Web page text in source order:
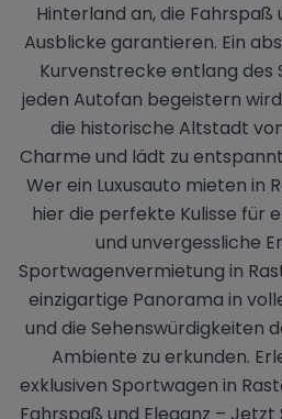
Hinterland an, die
Ausblicke garantieren. Ein
Kurvenstrecke entlang des
jeden Autofan begeistern
die historische Altstadt
Charme und lädt zu
Wer ein Luxusauto mieten in
hier die perfekte Kulisse für
und unvergessliche
Sportwagenvermietung in
einzigartige Panorama in
und die Sehenswürdigkeiten
Ambiente zu erkunden.
exklusiven Sportwagen in